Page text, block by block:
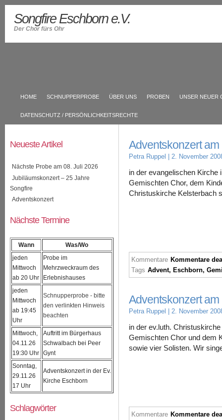
Songfire Eschborn e.V.
Der Chor fürs Ohr
HOME SCHNUPPERPROBE ÜBER UNS PROBEN UNSER NEUER
DATENSCHUTZ / PERSÖNLICHKEITSRECHTE
Adventskonzert
Petra Ruppel | 2. November
in der evangelischen
Gemischten Chor, dem
Christuskirche Kelsterbach
Kommentare Kommentare
Tags Advent, Eschborn,
Adventskonzert
Petra Ruppel | 2. November
in der ev.luth.
Gemischten Chor und dem
sowie vier Solisten. Wir
Kommentare Kommentare
Neueste Artikel
Nächste Probe am 08. Juli 2026
Jubiläumskonzert – 25 Jahre
Songfire
Adventskonzert
Nächste Termine
Wann
Was/Wo
jeden
Mittwoch
ab 20 Uhr
Probe im
Mehrzweckraum des
Erlebnishauses
jeden
Mittwoch
ab 19:45
Uhr
Schnupperprobe - bitte
den verlinkten Hinweis
beachten
Mittwoch,
04.11.26
19:30 Uhr
Auftritt im Bürgerhaus
Schwalbach bei Peer
Gynt
Sonntag,
29.11.26
17 Uhr
Adventskonzert in der Ev.
Kirche Eschborn
Schlagwörter